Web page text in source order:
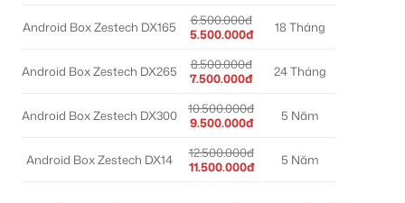
Android Box Zestech DX165
6.500.000đ
5.500.000đ
18 Tháng
Android Box Zestech DX265
8.500.000đ
7.500.000đ
24 Tháng
Android Box Zestech DX300
10.500.000đ
9.500.000đ
5 Năm
Android Box Zestech DX14
12.500.000đ
11.500.000đ
5 Năm